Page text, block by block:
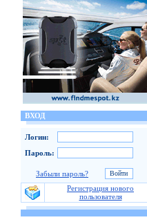
ВХОД
Логин:
Пароль:
Забыли пароль?
Регистрация нового
пользователя